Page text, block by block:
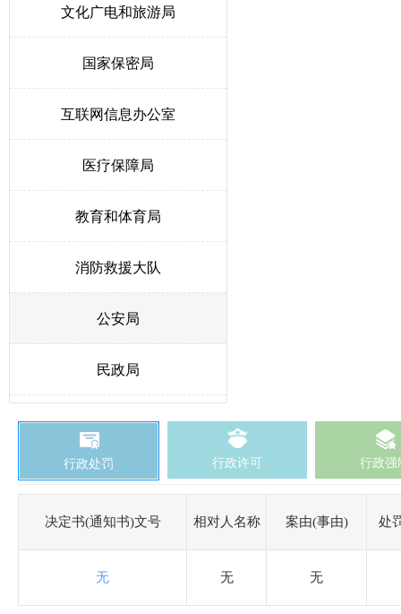
文化广电和旅游局
国家保密局
互联网信息办公室
医疗保障局
教育和体育局
消防救援大队
公安局
民政局
人力资源和社会保障局
生态环境局博野分局
自然资源和规划局
交通运输局
行政处罚 行政许可 行政强
决定书(通知书)文号 相对人名称 案由(事由) 处
无 无 无